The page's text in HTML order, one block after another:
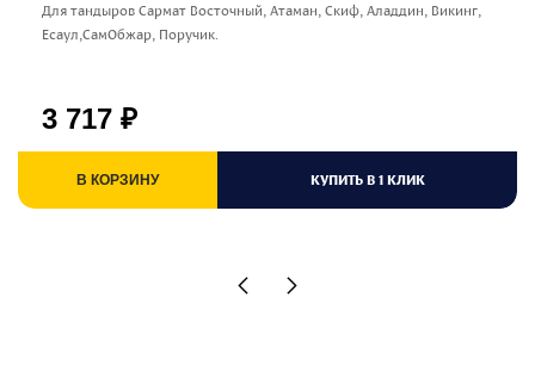
Для тандыров Сармат Восточный, Атаман, Скиф, Аладдин, Викинг,
Есаул,СамОбжар, Поручик.
3 717 ₽
В КОРЗИНУ КУПИТЬ В 1 КЛИК